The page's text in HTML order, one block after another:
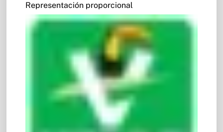
Representación proporcional